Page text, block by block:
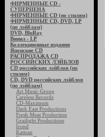
ФИРМЕННЫЕ CD -
СУПЕРЦЕНА
ФИРМЕННЫЕ CD (по стилям)
ФИРМЕННЫЕ CD, DVD, LP
(по лэйблам)
DVD, BluRay
Винил - LP
Коллекционные издания
Японские CD
РАСПРОДАЖА CD
РОССИЙСКИХ ЛЭЙБЛОВ
CD российских лэйблов (по
стилям)
CD, DVD российских лэйблов
(по лэйблам)
Art Music Group
Careless Records
CD-Maximum
Dark East Productions
Fresh Meat Production
Grailight Productions
Irond
Kattran